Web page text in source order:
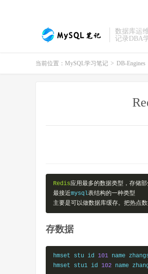
数据库运
记录DBA
当前位置： MySQL学习笔记 > DB-Engines
Redis应用最多的数据类型，存储
最接近mysql表结构的一种类型
主要是可以做数据库缓存。把热点
存数据
hmset stu id 101 name
hmset stu1 id 102 name